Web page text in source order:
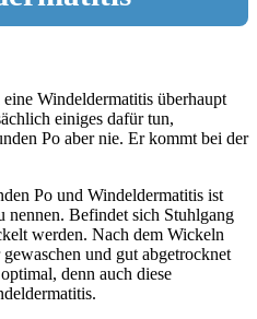
Windeldermatitis überhaupt
einiges dafür tun,
Po aber nie. Er kommt bei der
Po und Windeldermatitis ist
nennen. Befindet sich Stuhlgang
werden. Nach dem Wickeln
und gut abgetrocknet
denn auch diese